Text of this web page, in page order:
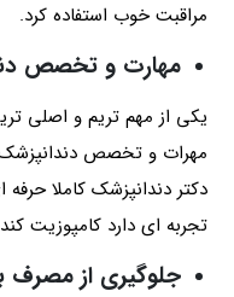
مراقبت خوب استفاده کرد.
مهارت و تخصص
یکی از مهم تریم و اصلی
مهرات و تخصص
دکتر دندانپزشک کاملا
تجربه ای دارد کامپوزیت
جلوگیری از مصرف